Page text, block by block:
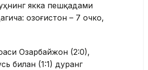
якка пешқадами
Қозоғистон – 7 очко,
Озарбайжон (2:0),
билан (1:1) дуранг